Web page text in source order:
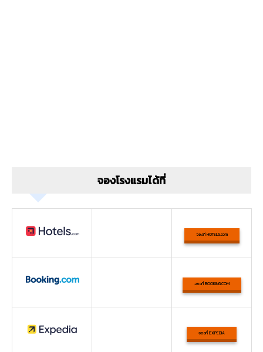
จองโรงแรมได้ที่
จองที่ HOTELS.com
จองที่ BOOKING.COM
จองที่ EXPEDIA